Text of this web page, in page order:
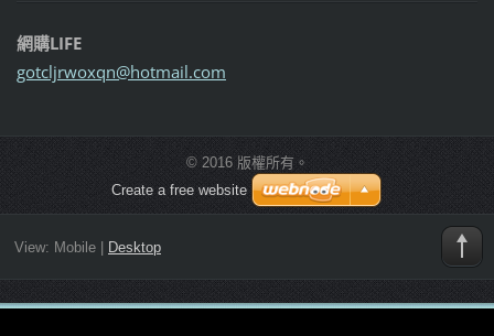
網購LIFE
gotcljrwoxqn@hotmail.com
© 2016 版權所有。
Create a free website
View: Mobile| Desktop